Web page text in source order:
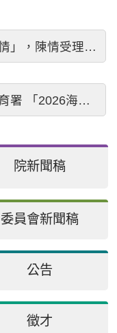
歡迎預約「臨櫃陳情」，陳情受理中心將優先排定人員與您接談，釐清案情爭點後收案處理，以節省您的寶貴時間。
海洋委員會海洋保育署 「2026海洋保育創意短影音競賽」活動
院新聞稿
委員會新聞稿
公告
徵才